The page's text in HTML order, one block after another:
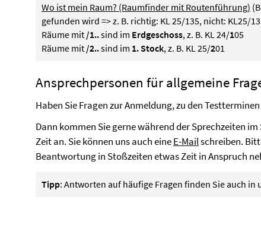
Wo ist mein Raum? (Raumfinder mit Routenführung)
gefunden wird => z. B. richtig: KL 25/135, nicht: KL25/
Räume mit /1..sind im Erdgeschoss, z. B. KL 24/105
Räume mit /2..sind im 1. Stock, z. B. KL 25/201
Ansprechpersonen für allgemeine
Haben Sie Fragen zur Anmeldung, zu den
Dann kommen Sie gerne während der Sprechzeiten
Zeit an. Sie können uns auch eineE-Mailschreiben.
Beantwortung in Stoßzeiten etwas Zeit in Anspruch
Tipp: Antworten auf häufige Fragen finden Sie auch in